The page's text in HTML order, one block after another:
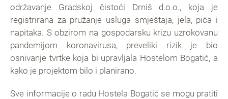
održavanje Gradskoj čistoći Drniš d.o.o., koja je
registrirana za pružanje usluga smještaja, jela, pića i
napitaka. S obzirom na gospodarsku krizu uzrokovanu
pandemijom koronavirusa, preveliki rizik je bio
osnivanje tvrtke koja bi upravljala Hostelom Bogatić, a
kako je projektom bilo i planirano.
Sve informacije o radu Hostela Bogatić se mogu pratiti